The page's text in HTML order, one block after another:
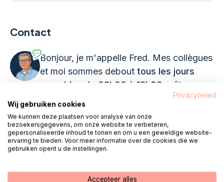
Contact
Bonjour, je m'appelle Fred. Mes collègues
et moi sommes debout tous les jours
ouvrables de 08h00 à 18h00
prêt pour
toi.
Appel 085 - 1304 575
Privacybeleid
Wij gebruiken cookies
We kunnen deze plaatsen voor analyse van onze
bezoekersgegevens, om onze website te verbeteren,
gepersonaliseerde inhoud te tonen en om u een geweldige website-
ervaring te bieden. Voor meer informatie over de cookies die we
gebruiken opent u de instellingen.
Accepteer alles